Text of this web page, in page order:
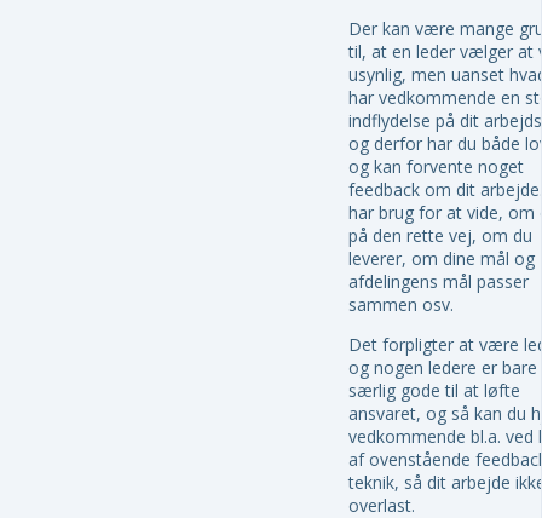
Der kan være mange
til, at en leder vælger at
usynlig, men uanset
har vedkommende en
indflydelse på dit
og derfor har du både
og kan forvente noget
feedback om dit
har brug for at vide, om
på den rette vej, om du
leverer, om dine mål og
afdelingens mål passer
sammen osv.
Det forpligter at være
og nogen ledere er bare
særlig gode til at løfte
ansvaret, og så kan du
vedkommende bl.a.
af ovenstående
teknik, så dit arbejde
overlast.